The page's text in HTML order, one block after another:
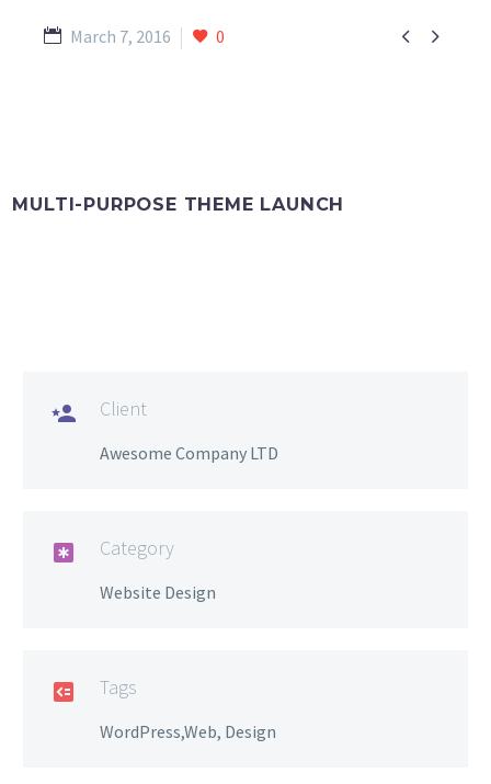
 
March 7, 2016 0
MULTI-PURPOSE THEME LAUNCH
 Client
Awesome Company LTD
 Category
Website Design
 Tags
WordPress,Web, Design